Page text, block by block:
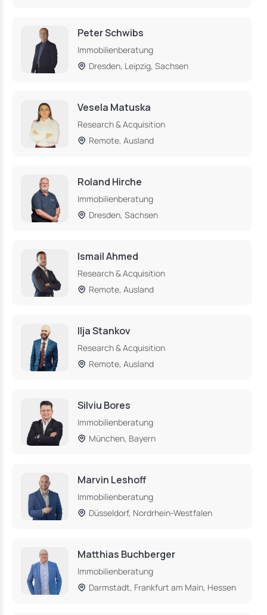
Peter Schwibs
Immobilienberatung
Dresden, Leipzig, Sachsen
Vesela Matuska
Research & Acquisition
Remote, Ausland
Roland Hirche
Immobilienberatung
Dresden, Sachsen
Ismail Ahmed
Research & Acquisition
Remote, Ausland
Ilja Stankov
Research & Acquisition
Remote, Ausland
Silviu Bores
Immobilienberatung
München, Bayern
Marvin Leshoff
Immobilienberatung
Düsseldorf, Nordrhein-Westfalen
Matthias Buchberger
Immobilienberatung
Darmstadt, Frankfurt am Main, Hessen